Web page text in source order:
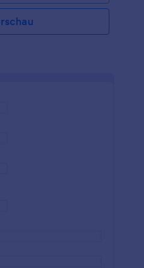
um den Spendern ihre
sobald sie das
Möchten Sie weitere
erfasst haben,
, Karten- und
für Sachspenden!